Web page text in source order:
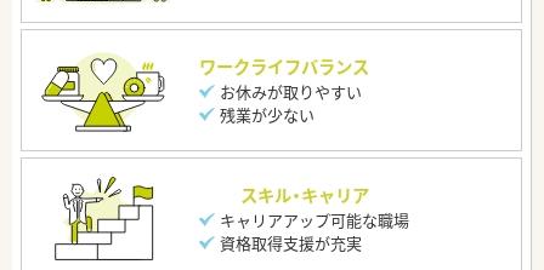
ワークライフバランス
お休みが取りやすい
残業が少ない
スキル・キャリア
キャリアアップ可能な職場
資格取得支援が充実